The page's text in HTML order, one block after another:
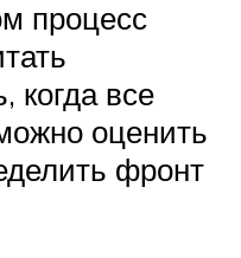
процесс
когда все
оценить
фронт